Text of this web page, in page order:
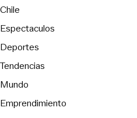
Chile
Espectaculos
Deportes
Tendencias
Mundo
Emprendimiento